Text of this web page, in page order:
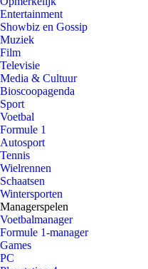
Entertainment
Showbiz en Gossip
Muziek
Film
Televisie
Media & Cultuur
Bioscoopagenda
Sport
Voetbal
Formule 1
Autosport
Tennis
Wielrennen
Schaatsen
Wintersporten
Managerspelen
Voetbalmanager
Formule 1-manager
Games
PC